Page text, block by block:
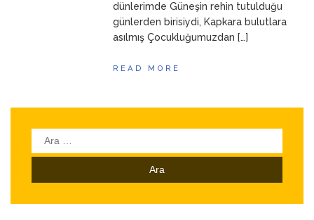
dünlerimde Güneşin rehin tutulduğu
günlerden birisiydi, Kapkara bulutlara
asılmış Çocukluğumuzdan […]
READ MORE
Arama: